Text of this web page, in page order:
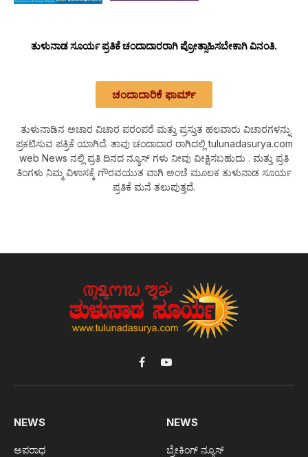
ತುಳುನಾಡ ಸೂರ್ಯ ಪ್ರತಿಕೆ ಚಂದಾದಾರರಾಗಿ ಪ್ರೋತ್ಸಾಹಿಸಬೇಕಾಗಿ ವಿನಂತಿ.
ಚಂದಾದಾರಿಕೆ ಫಾರ್ಮ್
ತುಳುನಾಡಿನ ಅಚಾರ ವಿಚಾರ ಪರಂಪರೆ ಮತ್ತು ಪ್ರಸ್ತುತ ಹಲವಾರು ವಿಚಾರಗಳನ್ನು
ಪ್ರಕಟಿಸುವ ಪತ್ರಿಕೆ ಯಾಗಿದೆ. ತಾವು ಚಂದಾದಾರ ರಾಗಿದಲ್ಲಿ tulunadasurya.com
web News ನಲ್ಲಿ ಪ್ರತಿ ದಿನದ ನ್ಯೂಸ್ ಗಳು ನೀವು ವೀಕ್ಷಿಸಬಹುದು . ಮತ್ತು ಪ್ರತಿ
ತಿಂಗಳು ನಿಮ್ಮ ವಿಳಾಸಕ್ಕೆ ಗೌರವಯುತ ವಾಗಿ ಅಂಚೆ ಮೂಲಕ ತುಳುನಾಡ ಸೂರ್ಯ
ಪ್ರತಿಕೆ ಮನೆ ತಲುಪುತ್ತದೆ.
FacebookYouTube
NEWS
ಅಪರಾಧ
NEWS
ಬ್ರೇಕಿಂಗ್ ನ್ಯೂಸ್